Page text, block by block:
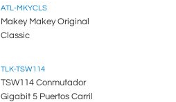
ATL-MKYCLS
Makey Makey Original
Classic
TLK-TSW114
TSW114 Conmutador
Gigabit 5 Puertos Carril